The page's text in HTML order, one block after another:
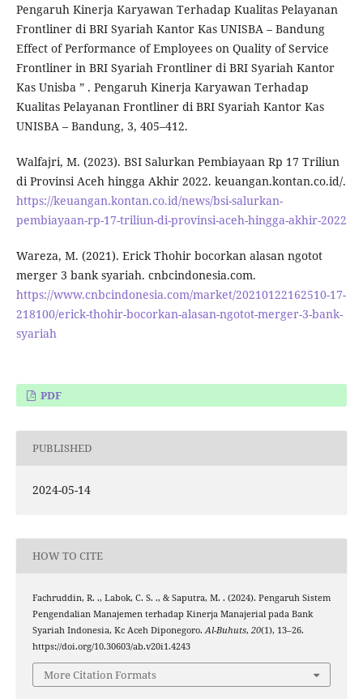
Pengaruh Kinerja Karyawan Terhadap Kualitas Pelayanan
Frontliner di BRI Syariah Kantor Kas UNISBA – Bandung
Effect of Performance of Employees on Quality of Service
Frontliner in BRI Syariah Frontliner di BRI Syariah Kantor
Kas Unisba ” . Pengaruh Kinerja Karyawan Terhadap
Kualitas Pelayanan Frontliner di BRI Syariah Kantor Kas
UNISBA – Bandung, 3, 405–412.
Walfajri, M. (2023). BSI Salurkan Pembiayaan Rp 17 Triliun
di Provinsi Aceh hingga Akhir 2022. keuangan.kontan.co.id/.
https://keuangan.kontan.co.id/news/bsi-salurkan-
pembiayaan-rp-17-triliun-di-provinsi-aceh-hingga-akhir-2022
Wareza, M. (2021). Erick Thohir bocorkan alasan ngotot
merger 3 bank syariah. cnbcindonesia.com.
https://www.cnbcindonesia.com/market/20210122162510-17-
218100/erick-thohir-bocorkan-alasan-ngotot-merger-3-bank-
syariah
PDF
PUBLISHED
2024-05-14
HOW TO CITE
Fachruddin, R. ., Labok, C. S. ., & Saputra, M. . (2024). Pengaruh Sistem
Pengendalian Manajemen terhadap Kinerja Manajerial pada Bank
Syariah Indonesia, Kc Aceh Diponegoro. Al-Buhuts, 20(1), 13–26.
https://doi.org/10.30603/ab.v20i1.4243
More Citation Formats